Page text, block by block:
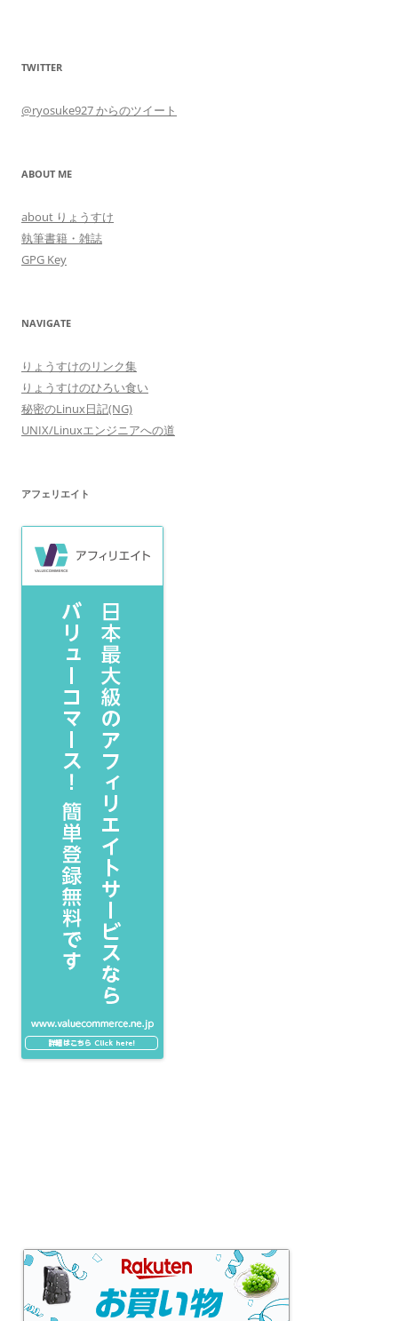
TWITTER
@ryosuke927 からのツイート
ABOUT ME
about りょうすけ
執筆書籍・雑誌
GPG Key
NAVIGATE
りょうすけのリンク集
りょうすけのひろい食い
秘密のLinux日記(NG)
UNIX/Linuxエンジニアへの道
アフェリエイト